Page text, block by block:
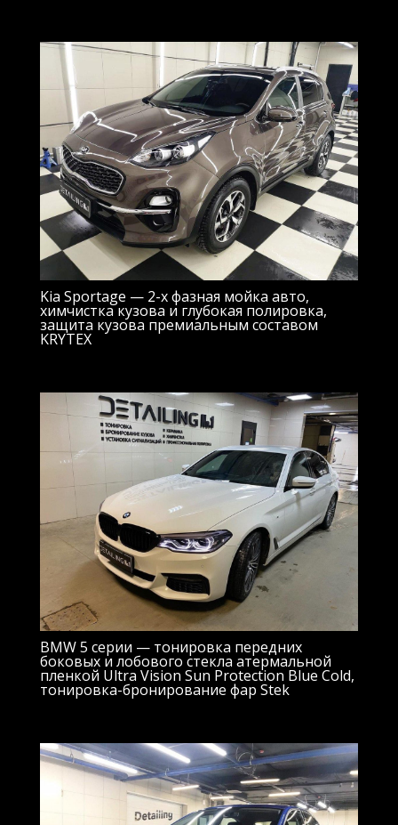
Kia Sportage — 2-х фазная мойка авто,
химчистка кузова и глубокая полировка,
защита кузова премиальным составом
KRYTEX
BMW 5 серии — тонировка передних
боковых и лобового стекла атермальной
пленкой Ultra Vision Sun Protection Blue Cold,
тонировка-бронирование фар Stek